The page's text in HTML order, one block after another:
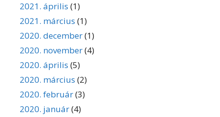
2021. április (1)
2021. március (1)
2020. december(1)
2020. november(4)
2020. április (5)
2020. március (2)
2020. február(3)
2020. január(4)